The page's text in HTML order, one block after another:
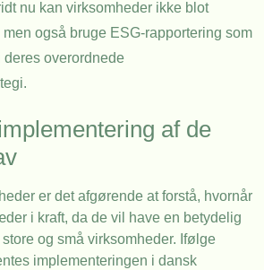
nu kan virksomheder ikke blot
også bruge ESG-rapportering som
overordnede
af de
er det afgørende at forstå, hvornår
i kraft, da de vil have en betydelig
og små virksomheder. Ifølge
implementeringen i dansk